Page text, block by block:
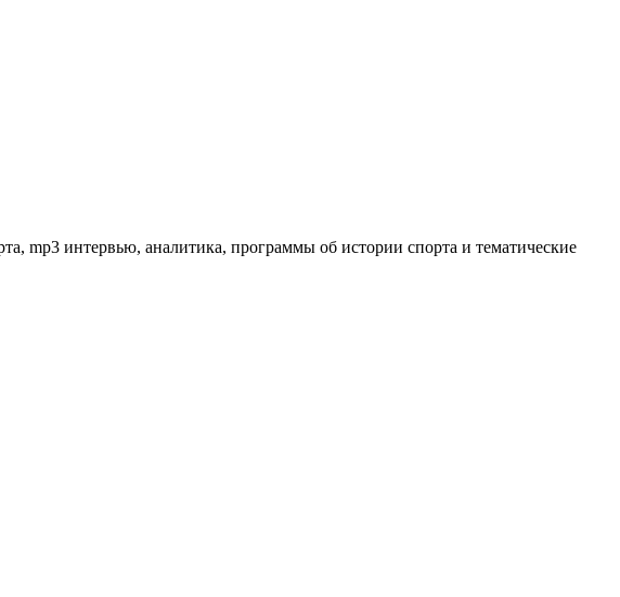
mp3 интервью, аналитика, программы об истории спорта и тематические